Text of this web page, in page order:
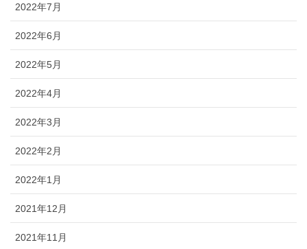
2022年7月
2022年6月
2022年5月
2022年4月
2022年3月
2022年2月
2022年1月
2021年12月
2021年11月